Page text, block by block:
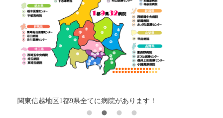
関東信越地区1都9県全てに病院があります！